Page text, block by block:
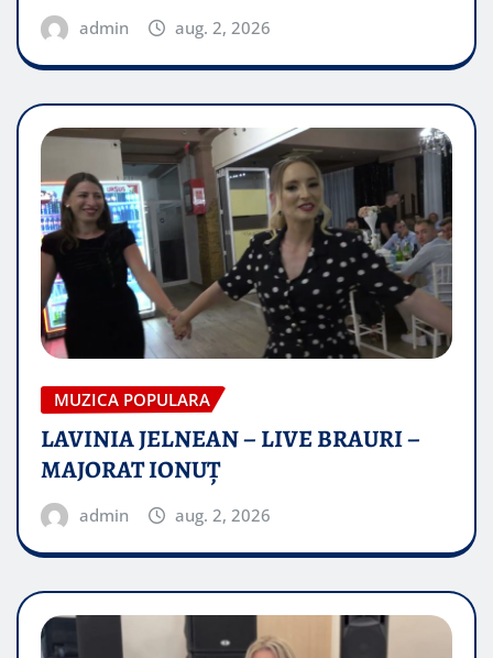
admin aug. 2, 2026
MUZICA POPULARA
LAVINIA JELNEAN – LIVE BRAURI –
MAJORAT IONUŢ
admin aug. 2, 2026